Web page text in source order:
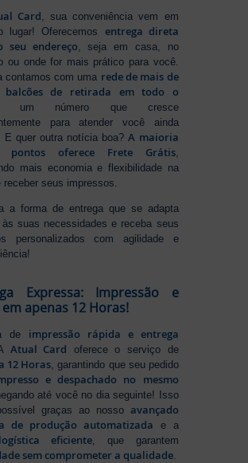
Card, sua conveniência vem em
lugar! Oferecemos entrega direta
seu endereço, seja em casa, no
ou onde for mais prático para você.
contamos com uma rede de mais de
balcões de retirada em todo o
um número que cresce
para atender você ainda
E quer outra notícia boa?A maioria
pontos oferece Frete Grátis,
mais economia e flexibilidade na
receber seus impressos.
a forma de entrega que se adapta
às suas necessidades e receba seus
personalizados com agilidade e
Expressa: Impressão e
em apenas 12 Horas!
de impressão rápida e entrega
Atual Card oferece o serviço de
12 Horas , garantindo que seu pedido
e despachado no mesmo
até você no dia seguinte! Isso
graças ao nosso avançado
de produção automatizada e a
logística eficiente , que garantem
sem comprometer a qualidade